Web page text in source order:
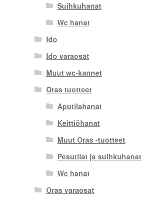
Suihkuhanat
Wc hanat
Ido
Ido varaosat
Muut wc-kannet
Oras tuotteet
Aputilahanat
Keittiöhanat
Muut Oras -tuotteet
Pesutilat ja suihkuhanat
Wc hanat
Oras varaosat